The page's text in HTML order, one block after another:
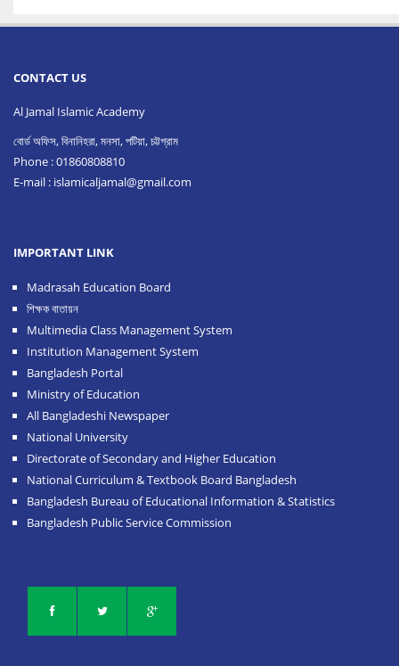
CONTACT US
Al Jamal Islamic Academy
বোর্ড অফিস, বিনানিহরা, মনসা, পটিয়া, চট্টগ্রাম
Phone : 01860808810
E-mail : islamicaljamal@gmail.com
IMPORTANT LINK
Madrasah Education Board
শিক্ষক বাতায়ন
Multimedia Class Management System
Institution Management System
Bangladesh Portal
Ministry of Education
All Bangladeshi Newspaper
National University
Directorate of Secondary and Higher Education
National Curriculum & Textbook Board Bangladesh
Bangladesh Bureau of Educational Information & Statistics
Bangladesh Public Service Commission